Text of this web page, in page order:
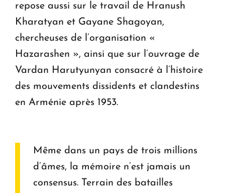
repose aussi sur le travail de Hranush
Kharatyan et Gayane Shagoyan,
chercheuses de l’organisation «
Hazarashen », ainsi que sur l’ouvrage de
Vardan Harutyunyan consacré à l’histoire
des mouvements dissidents et clandestins
en Arménie après 1953.
Même dans un pays de trois millions
d’âmes, la mémoire n’est jamais un
consensus. Terrain des batailles